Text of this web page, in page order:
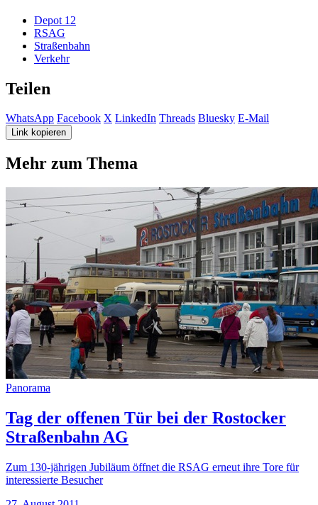
Depot 12
RSAG
Straßenbahn
Verkehr
Teilen
WhatsApp Facebook X LinkedIn Threads Bluesky E-Mail
Link kopieren
Mehr zum Thema
Panorama
Tag der offenen Tür bei der Rostocker
Straßenbahn AG
Zum 130-jährigen Jubiläum öffnet die RSAG erneut ihre Tore für
interessierte Besucher